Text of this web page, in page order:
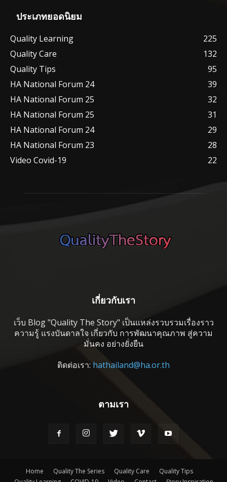
ประเภทยอดนิยม
Quality Learning
225
Quality Care
132
Quality Tips
95
HA National Forum 24
39
HA National Forum 25
32
HA National Forum 25
31
HA National Forum 24
29
HA National Forum 23
28
Video Covid-19
22
เกี่ยวกับเรา
เว็บ Blog "Quality The Story" เป็นแหล่งรวบรวมเรื่องราว
ความรู้ แรงบันดาลใจ เกี่ยวกับ การพัฒนาคุณภาพ สู่ความ
มั่นคง อย่างยั่งยืน
ติดต่อเรา: hathailand@ha.or.th
ตามเรา
Home Quality The Series Quality Care
Quality Tips